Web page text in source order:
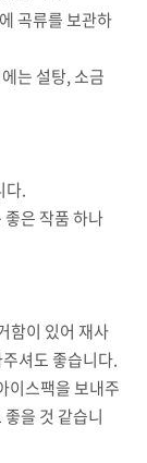
곡류를 보관하
는 설탕, 소금
다.
은 작품 하나
함이 있어 재사
셔도 좋습니다.
이스팩을 보내주
을 것 같습니